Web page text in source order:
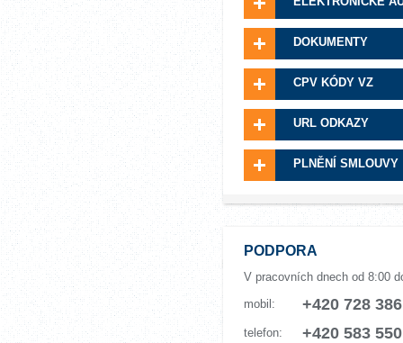
DOKUMENTY
CPV KÓDY VZ
URL ODKAZY
PLNĚNÍ SMLOUVY
PODPORA
V pracovních dnech od 8:00
mobil:
+420 728
telefon: +420 583